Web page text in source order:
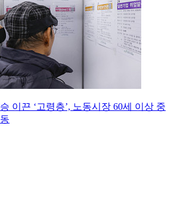
이끈 ‘고령층’, 노동시장 60세 이상 중